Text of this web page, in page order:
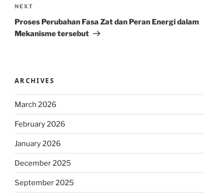
Next
Post
NEXT
Proses Perubahan Fasa Zat dan Peran Energi dalam
Mekanisme tersebut
ARCHIVES
March 2026
February 2026
January 2026
December 2025
September 2025